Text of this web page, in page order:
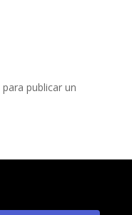
para publicar un